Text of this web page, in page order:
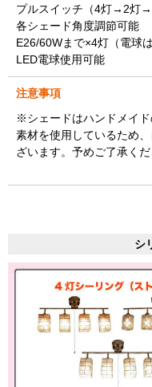
プルスイッチ（4灯→2灯
各シェード角度調節可能
E26/60Wまで×4灯（電球
LED電球使用可能
注意事項
※シェードはハンドメイ
素材を使用しているため
ざいます。予めご了承くだ
シ